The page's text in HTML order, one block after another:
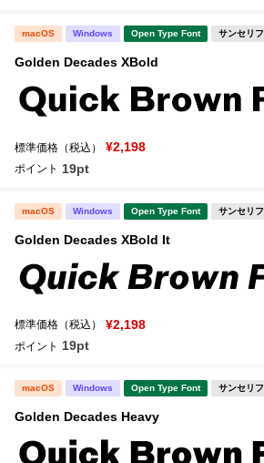
macOS Windows Open Type Font サンセリフ
Golden Decades XBold
標準価格（税込） ¥2,198
ポイント 19pt
macOS Windows Open Type Font サンセリフ
Golden Decades XBold It
標準価格（税込） ¥2,198
ポイント 19pt
macOS Windows Open Type Font サンセリフ
Golden Decades Heavy